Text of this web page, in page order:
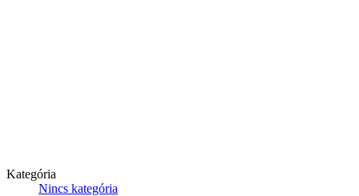
Kategória
Nincs kategória